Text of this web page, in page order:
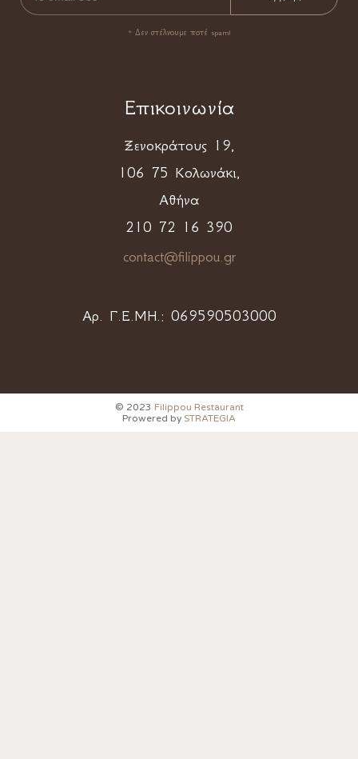
* Δεν στέλνουμε ποτέ spam!
Επικοινωνία
Ξενοκράτους 19,
106 75 Κολωνάκι,
Αθήνα
210 72 16 390
contact@filippou.gr
Αρ. Γ.Ε.ΜΗ.: 069590503000
© 2023 Filippou Restaurant
Prowered by STRATEGIA